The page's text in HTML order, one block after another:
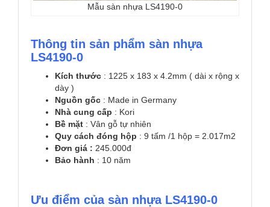
Mẫu sàn nhựa LS4190-0
Thông tin sản phẩm sàn nhựa
LS4190-0
Kích thước : 1225 x 183 x 4.2mm ( dài x rộng x
dày )
Nguồn gốc : Made in Germany
Nhà cung cấp : Kori
Bề mặt : Vân gỗ tự nhiên
Quy cách đóng hộp : 9 tấm /1 hộp = 2.017m2
Đơn giá : 245.000đ
Bảo hành : 10 năm
Ưu điểm của sàn nhựa LS4190-0